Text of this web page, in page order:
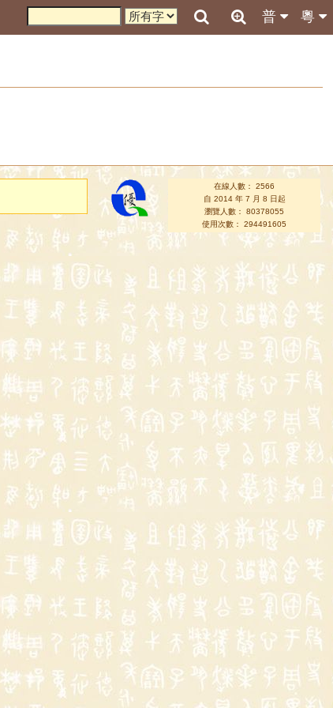
粵
普
在線人數： 2566
自 2014 年 7 月 8 日起
瀏覽人數： 80378055
使用次數： 294491605